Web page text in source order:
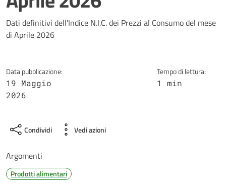
Dettagli della notizia
Dati definitivi dell'Indice N.I.C. dei Prezzi al Consumo del mese
di Aprile 2026
Data pubblicazione:
19 Maggio
2026
Tempo di lettura:
1 min
Condividi Vedi azioni
Argomenti
Prodotti alimentari